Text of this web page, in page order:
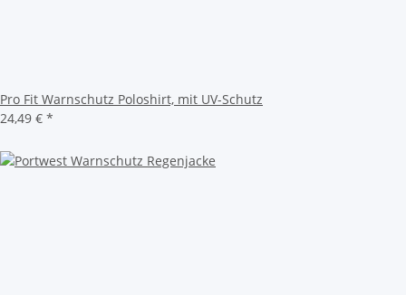
Pro Fit Warnschutz Poloshirt, mit UV-Schutz
24,49 € *